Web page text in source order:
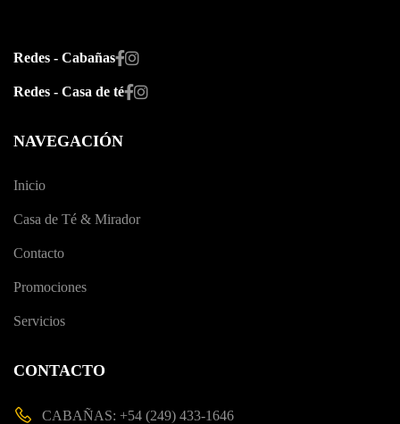
Redes - Cabañas
Redes - Casa de té
NAVEGACIÓN
Inicio
Casa de Té & Mirador
Contacto
Promociones
Servicios
CONTACTO
CABAÑAS: +54 (249) 433-1646